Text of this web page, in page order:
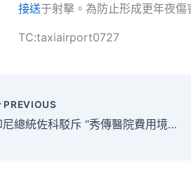
接送于射擊。為防止形成更年夜
TC:taxiairport0727
PREVIOUS
印尼總統佐科駁斥 “秀傳醫院費用境內有千萬中國客工”說法